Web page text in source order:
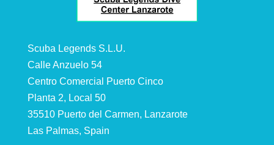
Scuba Legends S.L.U.
Calle Anzuelo 54
Centro Comercial Puerto Cinco
Planta 2, Local 50
35510 Puerto del Carmen, Lanzarote
Las Palmas, Spain